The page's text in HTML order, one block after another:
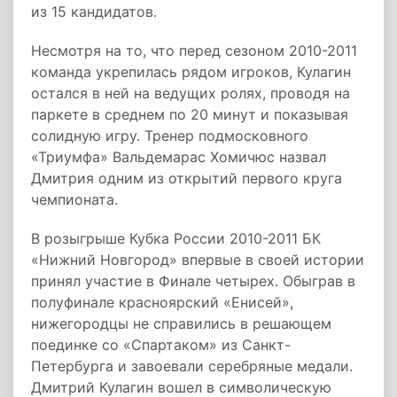
из 15 кандидатов.
Несмотря на то, что перед сезоном 2010-2011
команда укрепилась рядом игроков, Кулагин
остался в ней на ведущих ролях, проводя на
паркете в среднем по 20 минут и показывая
солидную игру. Тренер подмосковного
«Триумфа» Вальдемарас Хомичюс назвал
Дмитрия одним из открытий первого круга
чемпионата.
В розыгрыше Кубка России 2010-2011 БК
«Нижний Новгород» впервые в своей истории
принял участие в Финале четырех. Обыграв в
полуфинале красноярский «Енисей»,
нижегородцы не справились в решающем
поединке со «Спартаком» из Санкт-
Петербурга и завоевали серебряные медали.
Дмитрий Кулагин вошел в символическую